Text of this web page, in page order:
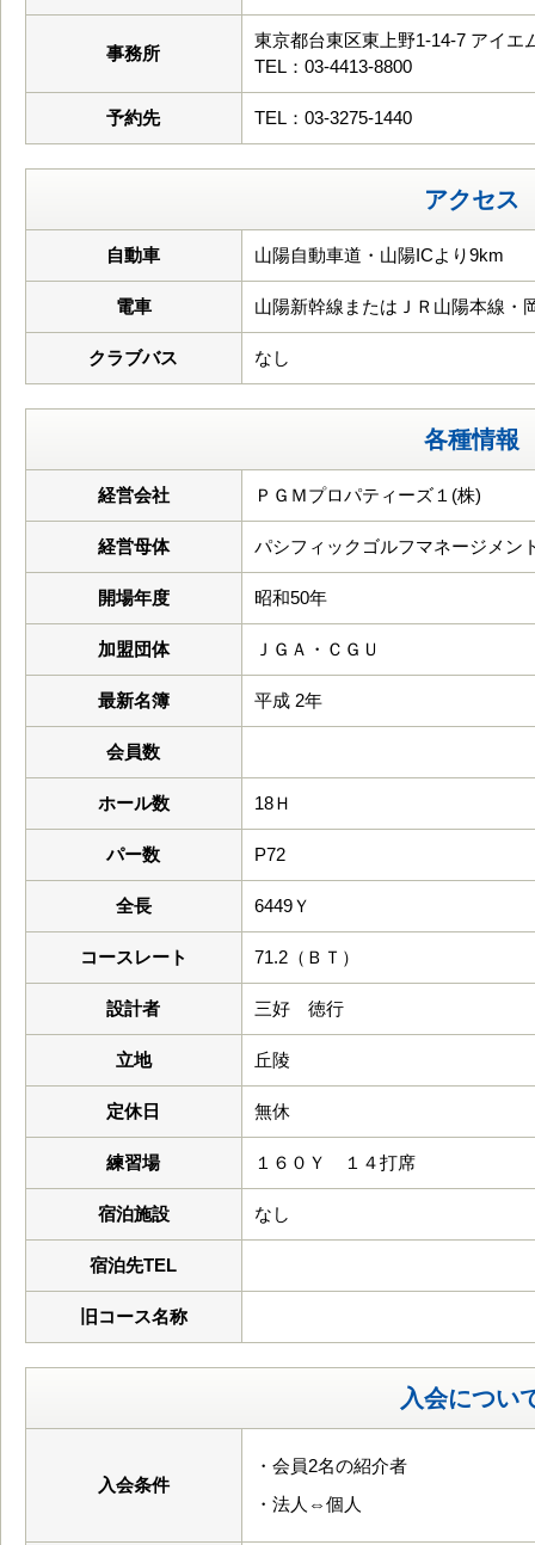
事務所
東京都台東区東上野1-14-7 アイエ
TEL：03-4413-8800
予約先 TEL：03-3275-1440
アクセス
自動車 山陽自動車道・山陽ICより9km
電車 山陽新幹線またはＪＲ山陽本線・
クラブバス なし
各種情報
経営会社 ＰＧＭプロパティーズ１(株)
経営母体 パシフィックゴルフマネージメン
開場年度 昭和50年
加盟団体 ＪＧＡ・ＣＧＵ
最新名簿 平成 2年
会員数
ホール数 18Ｈ
パー数 P72
全長 6449Ｙ
コースレート 71.2（ＢＴ）
設計者 三好 徳行
立地 丘陵
定休日 無休
練習場 １６０Ｙ １４打席
宿泊施設 なし
宿泊先TEL
旧コース名称
入会につい
入会条件
・会員2名の紹介者
・法人⇔個人